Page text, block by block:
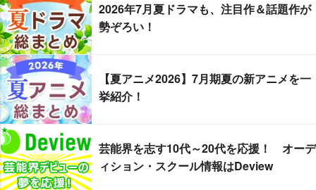
2026年7月夏ドラマも、注目作＆話題作が
勢ぞろい！
【夏アニメ2026】7月期夏の新アニメを一
挙紹介！
芸能界を志す10代～20代を応援！ オーデ
ィション・スクール情報はDeview